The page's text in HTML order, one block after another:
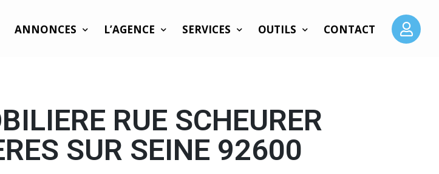
ANNONCES L’AGENCE SERVICES OUTILS CONTACT
RUE SCHEURER
SUR SEINE 92600